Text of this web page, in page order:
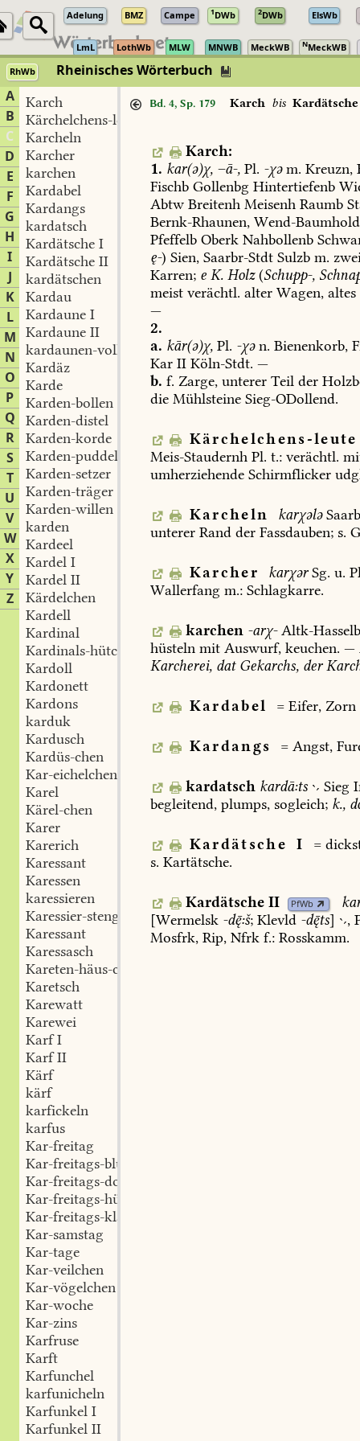
Adelung BMZ Campe 1DWb 2DWb ElsWb
LmL LothWb MLW MNWB MeckWB NMeckWB
RhWb
Rheinisches Wörterbuch
A
B
C
D
E
F
G
H
I
J
K
L
M
N
O
P
Q
R
S
T
U
V
W
X
Y
Z
Karch
Kärchelchens-leute
Karcheln
Karcher
karchen
Kardabel
Kardangs
kardatsch
Kardätsche I
Kardätsche II
kardätschen
Kardau
Kardaune I
Kardaune II
kardaunen-voll
Kardäz
Karde
Karden-bollen
Karden-distel
Karden-korde
Karden-puddel
Karden-setzer
Karden-träger
Karden-willen
karden
Kardeel
Kardel I
Kardel II
Kärdelchen
Kardell
Kardinal
Kardinals-hütchen
Kardoll
Kardonett
Kardons
karduk
Kardusch
Kardüs-chen
Kar-eichelchen
Karel
Kärel-chen
Karer
Karerich
Karessant
Karessen
karessieren
Karessier-stengel
Karessant
Karessasch
Kareten-häus-chen
Karetsch
Karewatt
Karewei
Karf I
Karf II
Kärf
kärf
karfickeln
karfus
Kar-freitag
Kar-freitags-blume
Kar-freitags-dorf
Kar-freitags-hünkel
Kar-freitags-kläpper
Kar-samstag
Kar-tage
Kar-veilchen
Kar-vögelchen
Kar-woche
Kar-zins
Karfruse
Karft
Karfunchel
karfunicheln
Karfunkel I
Karfunkel II
Bd. 4, Sp. 179 Karchbis
Karch:
1. kar(ə)χ, –ā-, Pl. -χəm. Kreuzn,
Fischb Gollenbg Hintertiefenb
Abtw Breitenh Meisenh Raumb
Bernk-Rhaunen, Wend-
Pfeffelb Oberk Nahbollenb
ę-) Sien, Saarbr-Stdt Sulzb m.
Karren; e K. Holz(Schupp-,
meist verächtl. alter Wagen, altes
—
2.
a. kār(ə)χ, Pl. -χən. Bienenkorb,
Kar II Köln-Stdt. —
b. f. Zarge, unterer Teil der
die Mühlsteine Sieg-ODollend.
Kärchelchens-leute
Meis-Staudernh Pl. t.: verächtl.
umherziehende Schirmflicker
Karcheln karχələ
unterer Rand der Fassdauben; s.
Karcher karχərSg. u.
Wallerfang m.: Schlagkarre.
karchen -arχ- Altk-Hasselb
hüsteln mit Auswurf, keuchen. —
Karcherei, datGekarchs, der
Kardabel = Eifer, Zorn
Kardangs = Angst,
kardatsch kardā:ts Sieg
begleitend, plumps, sogleich; k.,
Kardätsche I =
s. Kartätsche.
KardätscheII PfWb
[Wermelsk -d:š; Klevld -dts] ,
Mosfrk, Rip, Nfrk f.: Rosskamm.